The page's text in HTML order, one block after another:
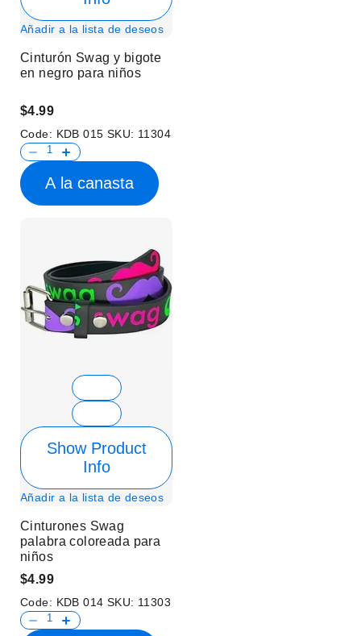
Añadir a la lista de deseos
Cinturón Swag y bigote
en negro para niños
$4.99
Code: KDB 015 SKU: 11304
A la canasta
Show Product
Info
Añadir a la lista de deseos
Cinturones Swag
palabra coloreada para
niños
$4.99
Code: KDB 014 SKU: 11303